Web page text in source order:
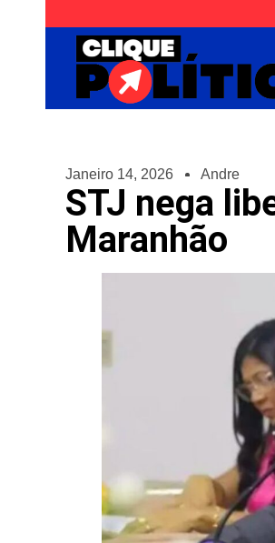
Janeiro 14, 2026 Andre
STJ nega
Maranhão